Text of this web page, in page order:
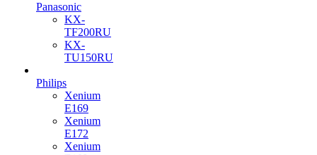
Panasonic
KX-
TF200RU
KX-
TU150RU
Philips
Xenium
E169
Xenium
E172
Xenium